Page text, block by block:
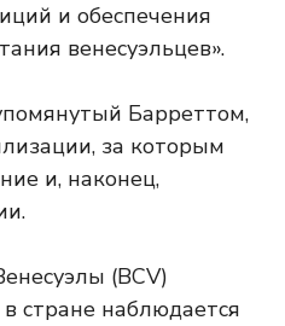
и обеспечения
венесуэльцев».
Барреттом,
за которым
и, наконец,
(BCV)
стране наблюдается